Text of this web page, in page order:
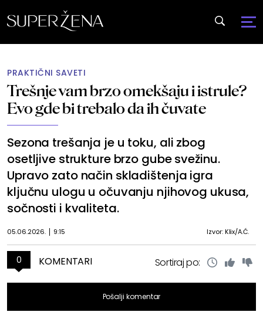
PRAKTIČNI SAVETI
Trešnje vam brzo omekšaju i istrule?
Evo gde bi trebalo da ih čuvate
Sezona trešanja je u toku, ali zbog
osetljive strukture brzo gube svežinu.
Upravo zato način skladištenja igra
ključnu ulogu u očuvanju njihovog ukusa,
sočnosti i kvaliteta.
05.06.2026. 9:15 Izvor: Klix/A.Ć.
0 KOMENTARI Sortiraj po:
Pošalji komentar